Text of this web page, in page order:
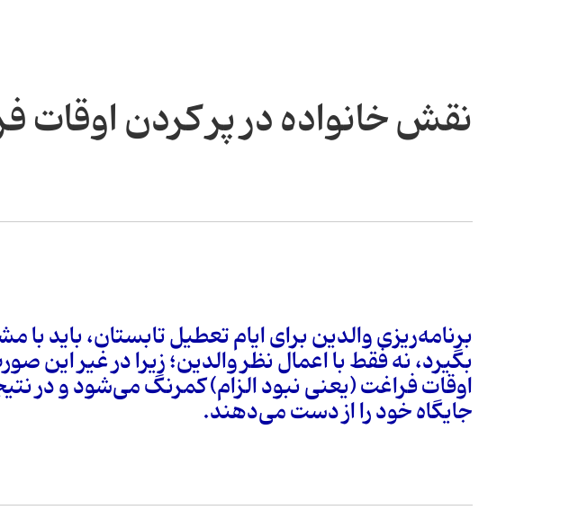
نقش خانواده در پر کردن اوقات
برنامه‌ریزی والدین برای ایام تعطیل تابستان، باید
بگیرد، نه فقط با اعمال نظر والدین؛ زیرا در غیر
اوقات فراغت (یعنی نبود الزام) کمرنگ می‌شود و در
جایگاه خود را از دست می‌دهند.